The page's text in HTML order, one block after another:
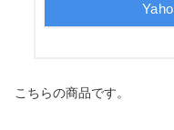
こちらの商品です。